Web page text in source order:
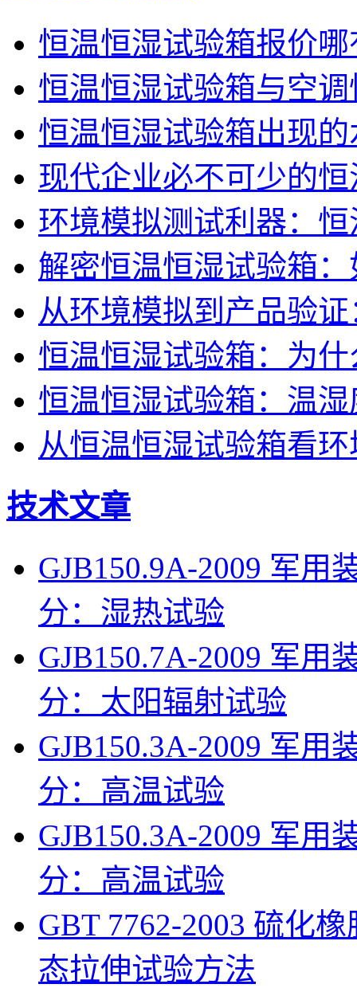
恒温恒湿试验箱报价
恒温恒湿试验箱与空
恒温恒湿试验箱出现
现代企业必不可少的
环境模拟测试利器：
解密恒温恒湿试验箱
从环境模拟到产品验
恒温恒湿试验箱：为
恒温恒湿试验箱：温
从恒温恒湿试验箱看
技术文章
GJB150.9A-2009 军用
分：湿热试验
GJB150.7A-2009 军用
分：太阳辐射试验
GJB150.3A-2009 军用
分：高温试验
GJB150.3A-2009 军用
分：高温试验
GBT 7762-2003 硫化
态拉伸试验方法